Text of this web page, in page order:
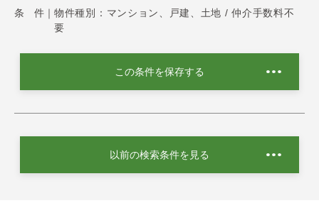
条 件｜ 物件種別：マンション、戸建、土地 / 仲介手数料不
要
この条件を保存する
以前の検索条件を見る